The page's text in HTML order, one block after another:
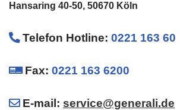
Hansaring 40-50, 50670 Köln
Telefon Hotline: 0221 163 60
Fax: 0221 163 6200
E-mail: service@generali.de